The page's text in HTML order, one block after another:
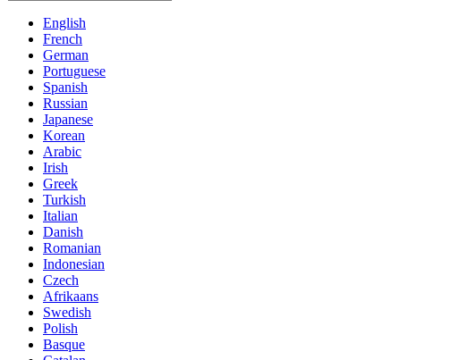
English
French
German
Portuguese
Spanish
Russian
Japanese
Korean
Arabic
Irish
Greek
Turkish
Italian
Danish
Romanian
Indonesian
Czech
Afrikaans
Swedish
Polish
Basque